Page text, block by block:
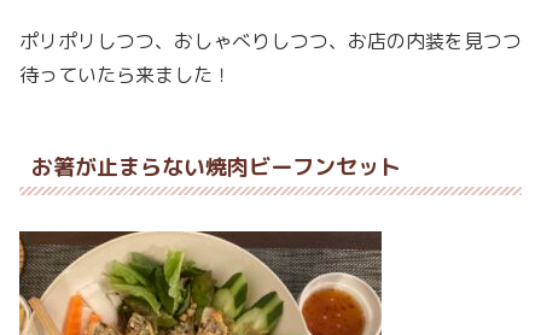
ポリポリしつつ、おしゃべりしつつ、お店の内装を見つつ
待っていたら来ました！
お箸が止まらない焼肉ビーフンセット